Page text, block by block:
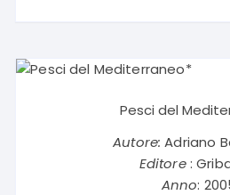
Pesci del
Autore: Adriano
Editore:
Anno: